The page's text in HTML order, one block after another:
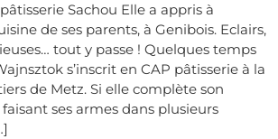
Sachou Elle a appris à
de ses parents, à Genibois. Eclairs,
tout y passe ! Quelques temps
s’inscrit en CAP pâtisserie à la
de Metz. Si elle complète son
ses armes dans plusieurs